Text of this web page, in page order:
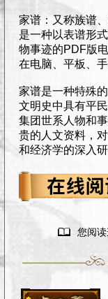
家谱：又称族谱
是一种以表谱形
物事迹的PDF版
在电脑、平板、手
家谱是一种特殊
文明史中具有平
集团世系人物和
贵的人文资料，
和经济学的深入
 您阅